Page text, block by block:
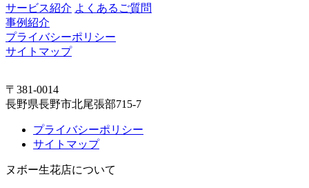
サービス紹介 よくあるご質問
事例紹介
プライバシーポリシー
サイトマップ
〒381-0014
長野県長野市北尾張部715-7
プライバシーポリシー
サイトマップ
ヌボー生花店について